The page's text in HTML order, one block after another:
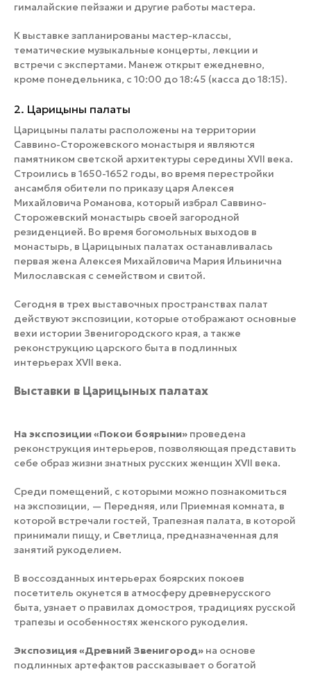
гималайские пейзажи и другие работы мастера.
К выставке запланированы мастер-классы,
тематические музыкальные концерты, лекции и
встречи с экспертами. Манеж открыт ежедневно,
кроме понедельника, с 10:00 до 18:45 (касса до 18:15).
2. Царицыны палаты
Царицыны палаты расположены на территории
Саввино-Сторожевского монастыря и являются
памятником светской архитектуры середины XVII века.
Строились в 1650-1652 годы, во время перестройки
ансамбля обители по приказу царя Алексея
Михайловича Романова, который избрал Саввино-
Сторожевский монастырь своей загородной
резиденцией. Во время богомольных выходов в
монастырь, в Царицыных палатах останавливалась
первая жена Алексея Михайловича Мария Ильинична
Милославская с семейством и свитой.
Сегодня в трех выставочных пространствах палат
действуют экспозиции, которые отображают основные
вехи истории Звенигородского края, а также
реконструкцию царского быта в подлинных
интерьерах XVII века.
Выставки в Царицыных палатах
На экспозиции «Покои боярыни» проведена
реконструкция интерьеров, позволяющая представить
себе образ жизни знатных русских женщин XVII века.
Среди помещений, с которыми можно познакомиться
на экспозиции, — Передняя, или Приемная комната, в
которой встречали гостей, Трапезная палата, в которой
принимали пищу, и Светлица, предназначенная для
занятий рукоделием.
В воссозданных интерьерах боярских покоев
посетитель окунется в атмосферу древнерусского
быта, узнает о правилах домостроя, традициях русской
трапезы и особенностях женского рукоделия.
Экспозиция «Древний Звенигород» на основе
подлинных артефактов рассказывает о богатой